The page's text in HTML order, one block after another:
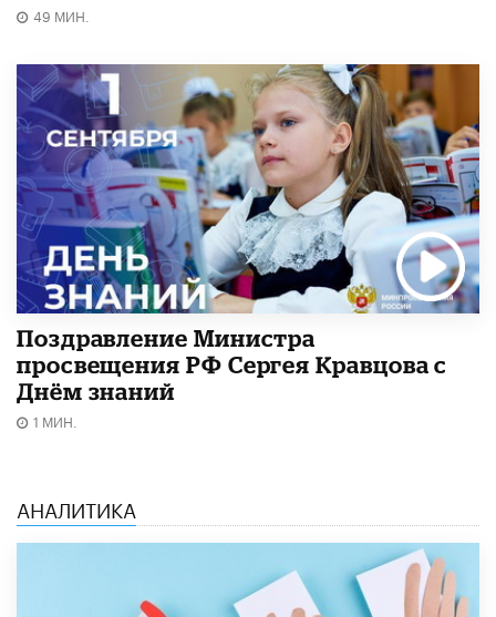
49 МИН.
Поздравление Министра
просвещения РФ Сергея Кравцова с
Днём знаний
1 МИН.
АНАЛИТИКА